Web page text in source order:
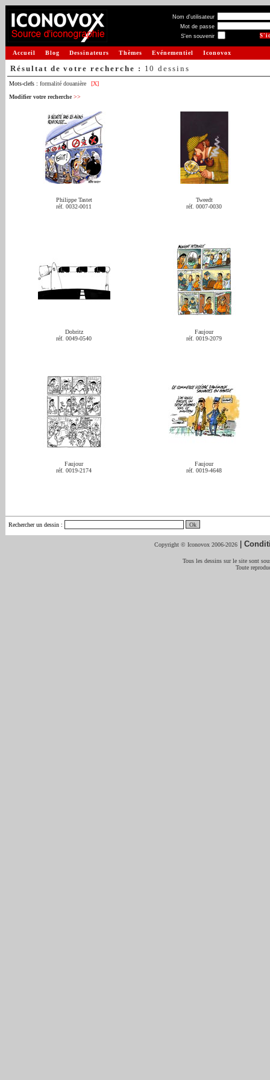
Nom d'utilisateur
Mot de passe
S'en souvenir
Accueil Blog Dessinateurs Thèmes Evénementiel Iconovox
Résultat de votre recherche : 10 dessins
Mots-clefs : formalité douanière
[X]
Modifier votre recherche >>
Philippe Tastet
réf. 0032-0011
Tweedt
réf. 0007-0030
Dobritz
réf. 0049-0540
Faujour
réf. 0019-2079
Faujour
réf. 0019-2174
Faujour
réf. 0019-4648
Rechercher un dessin :
Copyright © Iconovox 2006-2026 |
Tous les dessins sur le site sont
Toute